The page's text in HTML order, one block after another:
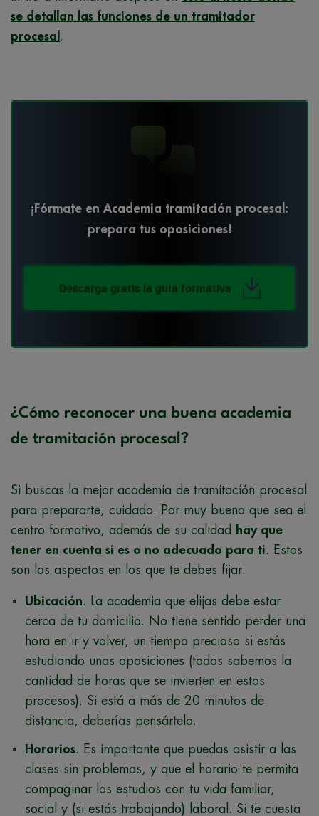
se detallan las funciones de un tramitador
procesal
¡Fórmate en Academia tramitación procesal:
prepara tus oposiciones!
Descarga gratis la guía formativa
¿Cómo reconocer una buena academia
de tramitación procesal?
Si buscas la mejor academia de tramitación procesal
para prepararte, cuidado. Por muy bueno que sea el
centro formativo, además de su calidad
hay que
tener en cuenta si es o no adecuado para ti . Estos
son los aspectos en los que te debes fijar:
Ubicación . La academia que elijas debe estar
cerca de tu domicilio. No tiene sentido perder una
hora en ir y volver, un tiempo precioso si estás
estudiando unas oposiciones (todos sabemos la
cantidad de horas que se invierten en estos
procesos). Si está a más de 20 minutos de
distancia, deberías pensártelo.
Horarios . Es importante que puedas asistir a las
clases sin problemas, y que el horario te permita
compaginar los estudios con tu vida familiar,
social y (si estás trabajando) laboral. Si te cuesta